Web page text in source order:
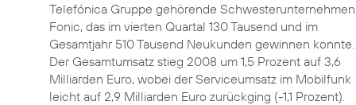
Telefónica Gruppe gehörende Schwesterunternehmen
Fonic, das im vierten Quartal 130 Tausend und im
Gesamtjahr 510 Tausend Neukunden gewinnen konnte.
Der Gesamtumsatz stieg 2008 um 1,5 Prozent auf 3,6
Milliarden Euro, wobei der Serviceumsatz im Mobilfunk
leicht auf 2,9 Milliarden Euro zurückging (-1,1 Prozent).